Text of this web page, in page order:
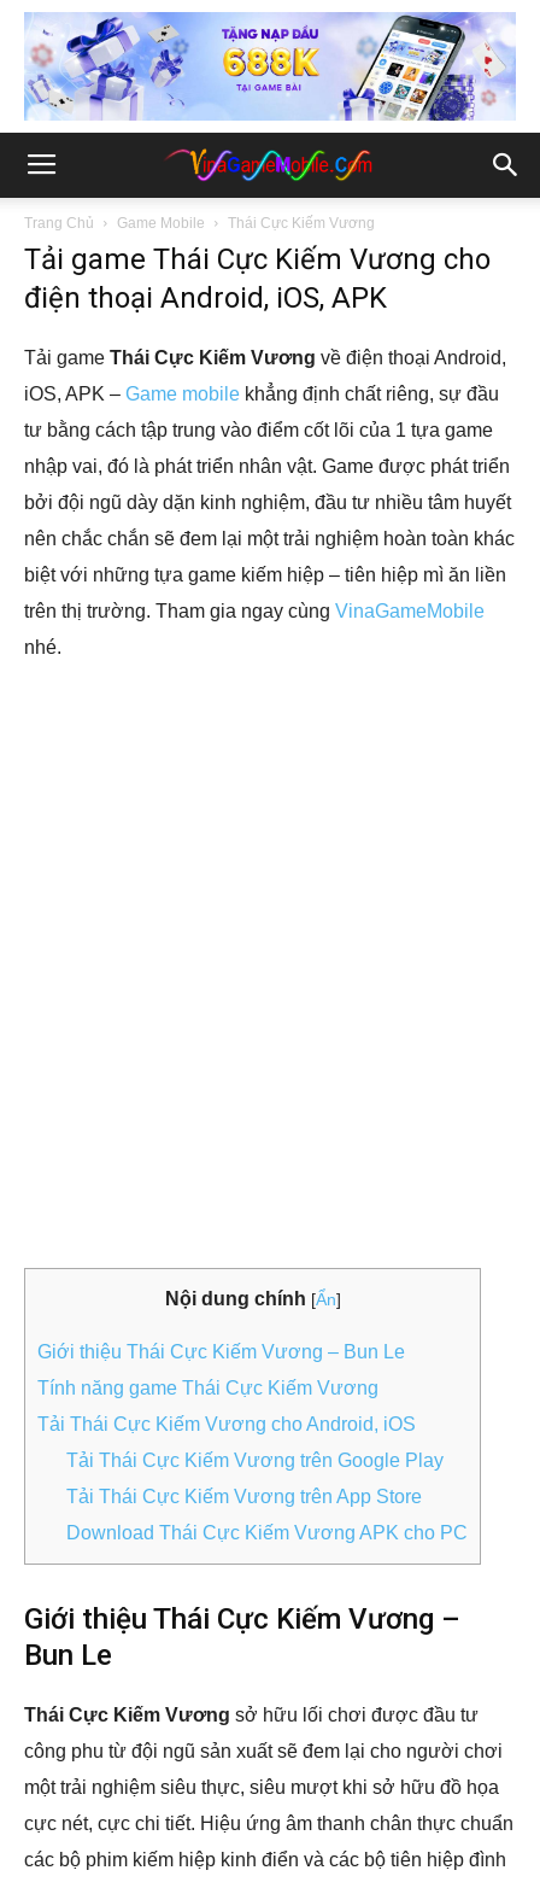
Trang Chủ Game Mobile Thái Cực Kiếm Vương
Tải game Thái Cực Kiếm Vương cho
điện thoại Android, iOS, APK
Tải game Thái Cực Kiếm Vương về điện thoại Android,
iOS, APK – Game mobile khẳng định chất riêng, sự đầu
tư bằng cách tập trung vào điểm cốt lõi của 1 tựa game
nhập vai, đó là phát triển nhân vật. Game được phát triển
bởi đội ngũ dày dặn kinh nghiệm, đầu tư nhiều tâm huyết
nên chắc chắn sẽ đem lại một trải nghiệm hoàn toàn khác
biệt với những tựa game kiếm hiệp – tiên hiệp mì ăn liền
trên thị trường. Tham gia ngay cùng VinaGameMobile
nhé.
Nội dung chính [Ẩn]
Giới thiệu Thái Cực Kiếm Vương – Bun Le
Tính năng game Thái Cực Kiếm Vương
Tải Thái Cực Kiếm Vương cho Android, iOS
Tải Thái Cực Kiếm Vương trên Google Play
Tải Thái Cực Kiếm Vương trên App Store
Download Thái Cực Kiếm Vương APK cho PC
Giới thiệu Thái Cực Kiếm Vương –
Bun Le
Thái Cực Kiếm Vương sở hữu lối chơi được đầu tư
công phu từ đội ngũ sản xuất sẽ đem lại cho người chơi
một trải nghiệm siêu thực, siêu mượt khi sở hữu đồ họa
cực nét, cực chi tiết. Hiệu ứng âm thanh chân thực chuẩn
các bộ phim kiếm hiệp kinh điển và các bộ tiên hiệp đình